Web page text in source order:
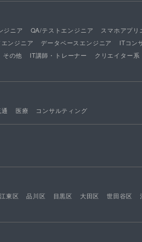
ジニア QA/テストエンジニア スマホアプリ
ンジニア
データベースエンジニア ITコン
その他
IT講師・トレーナー クリエイター系
医療 コンサルティング
江東区 品川区 目黒区 大田区 世田谷区